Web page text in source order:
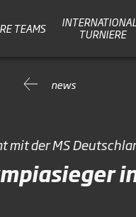
TEAMS
TURNIERE
news
mit der MS